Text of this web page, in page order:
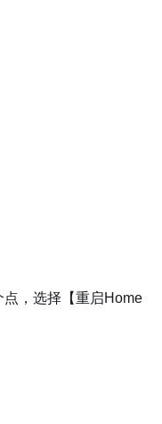
，选择【重启Home